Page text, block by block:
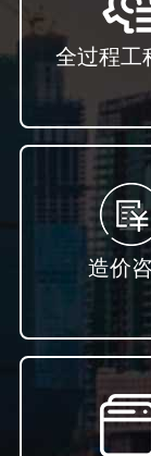
全过程工
造价